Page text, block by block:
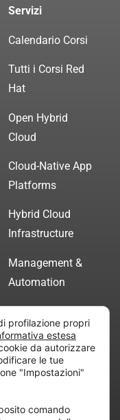
Servizi
Calendario Corsi
Tutti i Corsi Red
Hat
Open Hybrid
Cloud
Cloud-Native App
Platforms
Hybrid Cloud
Infrastructure
Management &
Automation
Consulenza
Certificata
di “Project
profilazione propri
estesa
da autorizzare
le tue
"Impostazioni"
comando